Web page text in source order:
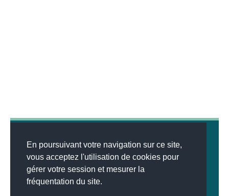
En poursuivant votre navigation sur ce site,
vous acceptez l'utilisation de cookies pour
gérer votre session et mesurer la
fréquentation du site.
© 2026
INNOVATIONS™